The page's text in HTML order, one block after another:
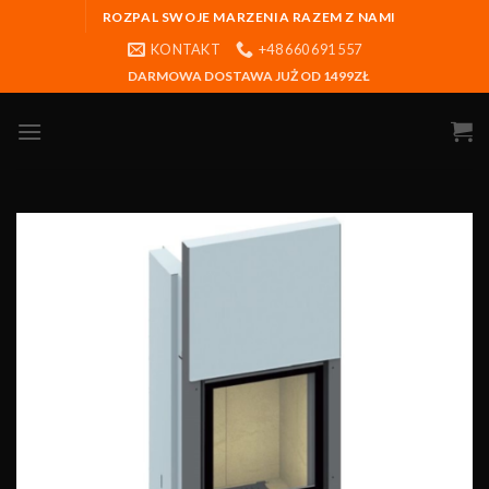
ROZPAL SWOJE MARZENIA RAZEM Z NAMI
KONTAKT +48 660 691 557
DARMOWA DOSTAWA JUŻ OD 1499ZŁ